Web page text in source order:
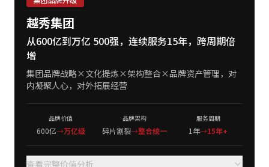
越秀集团
从600亿到万亿 500强，连续服务15年，跨周期倍
增
集团品牌战略×文化提炼×架构整合×品牌资产管理，对
内凝聚人心，对外拓展经营
品牌价值
600亿→万亿级
品牌架构
碎片割裂→整合统一
服务周期
1年→15年+
查看完整价值分析